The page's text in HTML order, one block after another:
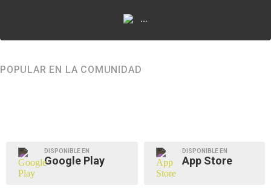
...
POPULAR EN LA COMUNIDAD
DISPONIBLE EN
Google Play
DISPONIBLE EN
App Store